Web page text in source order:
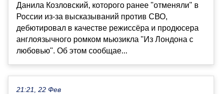
Данила Козловский, которого ранее "отменяли" в
России из-за высказываний против СВО,
дебютировал в качестве режиссёра и продюсера
англоязычного ромком мьюзикла "Из Лондона с
любовью". Об этом сообщае...
21:21, 22 Фев